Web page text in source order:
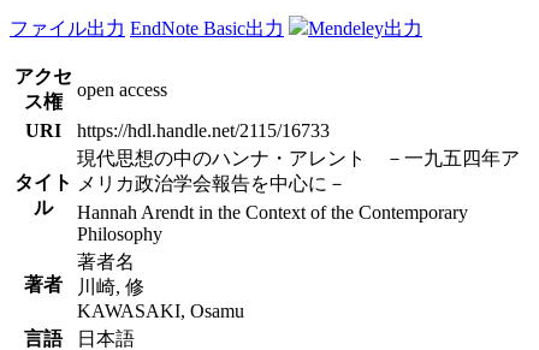
ファイル出力 EndNote Basic出力 Mendeley出力
アクセ
ス権
open access
URI
https://hdl.handle.net/2115/16733
タイト
ル
現代思想の中のハンナ・アレント －一九五四年ア
メリカ政治学会報告を中心に－
Hannah Arendt in the Context of the Contemporary
Philosophy
著者
著者名
川崎, 修
KAWASAKI, Osamu
言語
日本語